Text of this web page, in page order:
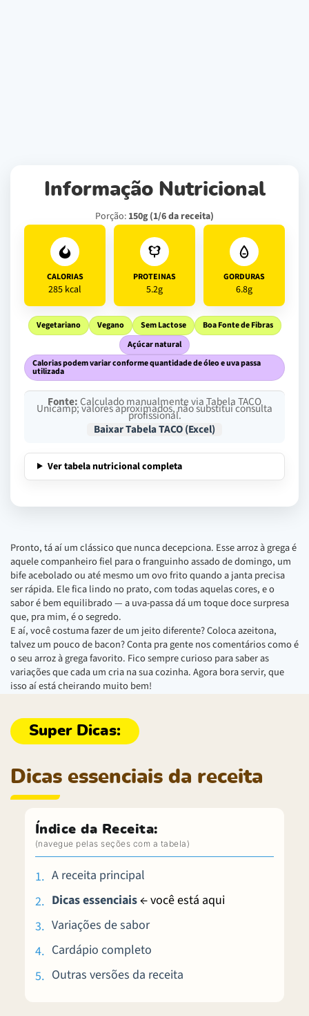
Informação Nutricional
Porção: 150g (1/6 da receita)
CALORIAS
285 kcal
PROTEINAS
5.2g
GORDURAS
6.8g
Vegetariano Vegano Sem Lactose
Boa Fonte de Fibras
Açúcar natural
Calorias podem variar conforme quantidade de óleo e uva passa
utilizada
Fonte:Calculado manualmente via Tabela TACO
Unicamp; valores aproximados, não substitui consulta
profissional.
Baixar Tabela TACO (Excel)
Ver tabela nutricional completa
Pronto, tá aí um clássico que nunca decepciona. Esse arroz à grega é
aquele companheiro fiel para o franguinho assado de domingo, um
bife acebolado ou até mesmo um ovo frito quando a janta precisa
ser rápida. Ele fica lindo no prato, com todas aquelas cores, e o
sabor é bem equilibrado — a uva-passa dá um toque doce surpresa
que, pra mim, é o segredo.
E aí, você costuma fazer de um jeito diferente? Coloca azeitona,
talvez um pouco de bacon? Conta pra gente nos comentários como é
o seu arroz à grega favorito. Fico sempre curioso para saber as
variações que cada um cria na sua cozinha. Agora bora servir, que
isso aí está cheirando muito bem!
Dicas essenciais da receita
Índice da Receita:
A receita principal
Dicas essenciais← você está aqui
Variações de sabor
Cardápio completo
Outras versões da receita